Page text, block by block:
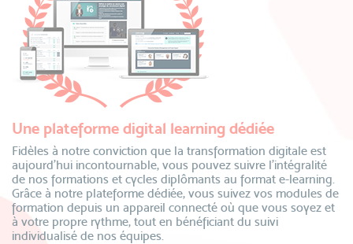
Une plateforme digital learning dédiée
Fidèles à notre conviction que la transformation digitale est
aujourd’hui incontournable, vous pouvez suivre l’intégralité
de nos formations et cycles diplômants au format e-learning.
Grâce à notre plateforme dédiée, vous suivez vos modules de
formation depuis un appareil connecté où que vous soyez et
à votre propre rythme, tout en bénéficiant du suivi
individualisé de nos équipes.